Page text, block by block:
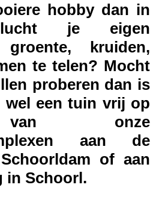
hobby dan in
je eigen
groente, kruiden,
te telen? Mocht
proberen dan is
wel een tuin vrij op
onze
aan de
of aan
in Schoorl.